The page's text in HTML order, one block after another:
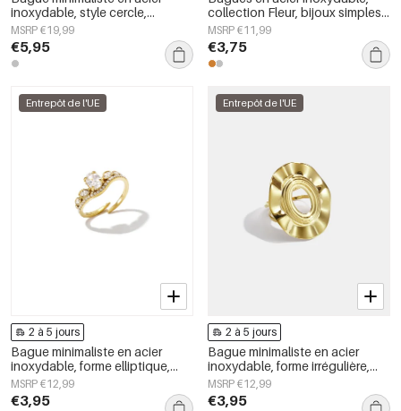
inoxydable, style cercle,
collection Daily Simple, bijoux
pour femmes
MSRP €19,99
€5,95
collection Fleur, bijoux simples
pour femmes
MSRP €11,99
€3,75
Entrepôt de l'UE
2 à 5 jours
Bague minimaliste en acier
inoxydable, forme elliptique,
collection Simple Daily Simple,
bijoux pour femmes
MSRP €12,99
€3,95
Entrepôt de l'UE
2 à 5 jours
Bague minimaliste en acier
inoxydable, forme irrégulière,
collection Simple Daily Simple,
bijoux pour femmes
MSRP €12,99
€3,95